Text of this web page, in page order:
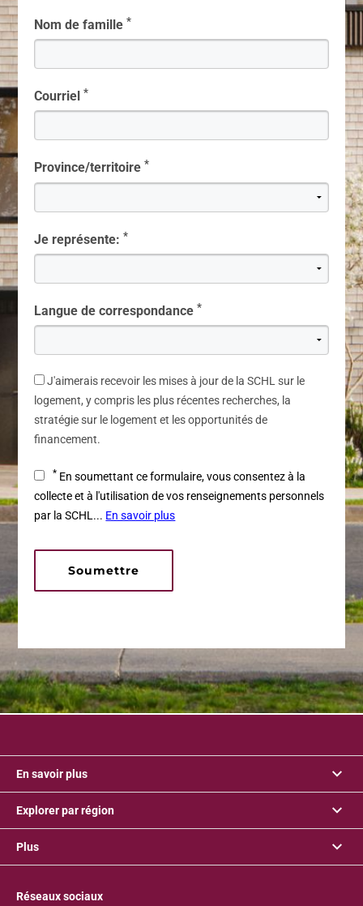
Nom de famille*
Courriel *
Province/territoire *
Je représente:*
Langue de correspondance *
J'aimerais recevoir les mises à jour de la SCHL sur le
logement, y compris les plus récentes recherches, la
stratégie sur le logement et les opportunités de
financement.
* En soumettant ce formulaire, vous consentez à la
collecte et à l'utilisation de vos renseignements personnels
par la SCHL... En savoir plus
Soumettre
En savoir plus
Explorer par région
Plus
Réseaux sociaux